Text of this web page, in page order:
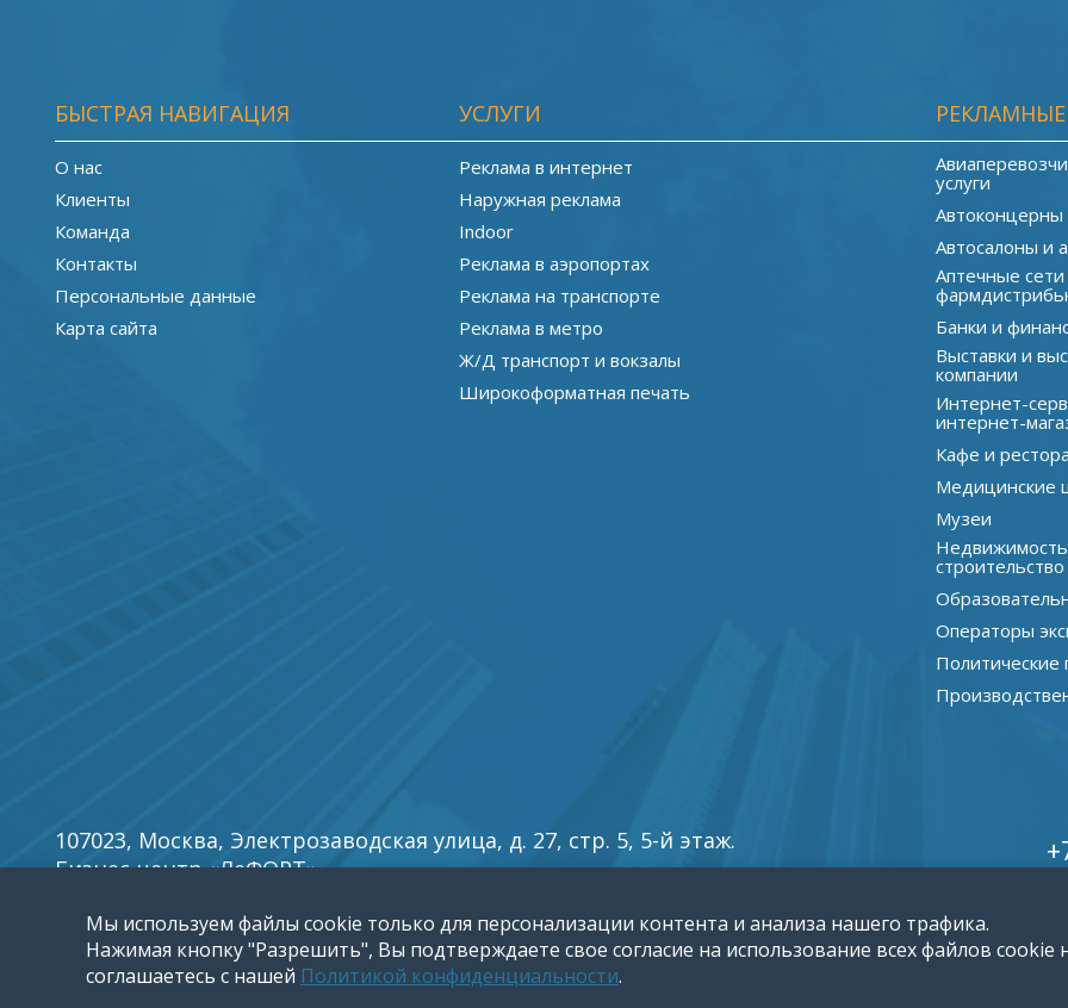
БЫСТРАЯ НАВИГАЦИЯ УСЛУГИ
О нас
Клиенты
Команда
Контакты
Персональные данные
Карта сайта
Реклама в интернет
Наружная реклама
Indoor
Реклама в аэропортах
Реклама на транспорте
Реклама в метро
Ж/Д транспорт и вокзалы
Широкоформатная печать
услуги
Автоконцерны
Автосалоны и
Аптечные
Банки и
Выставки и
компании
Интернет-
интернет-
Кафе и
Медицинские
Музеи
строительство
Операторы
Политические
107023, Москва, Электрозаводская улица, д. 27, стр. 5, 5-й этаж.
Бизнес центр «ЛеФОРТ».
info5@reklamy
Мы используем файлы cookie только для персонализации контента и анализа нашего трафика.
Нажимая кнопку "Разрешить", Вы подтверждаете свое согласие на использование всех файлов cookie
соглашаетесь с нашей Политикой конфиденциальности.